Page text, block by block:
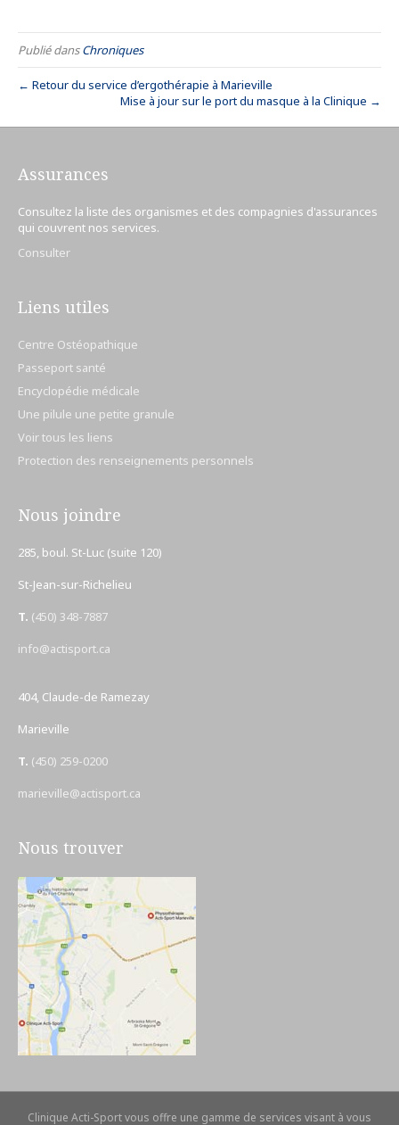
Publié dansChroniques
← Retour du service d’ergothérapie à Marieville
Mise à jour sur le port du masque à la Clinique →
Assurances
Consultez la liste des organismes et des compagnies d'assurances
qui couvrent nos services.
Consulter
Liens utiles
Centre Ostéopathique
Passeport santé
Encyclopédie médicale
Une pilule une petite granule
Voir tous les liens
Protection des renseignements personnels
Nous joindre
285, boul. St-Luc (suite 120)
St-Jean-sur-Richelieu
T. (450) 348-7887
info@actisport.ca
404, Claude-de Ramezay
Marieville
T. (450) 259-0200
marieville@actisport.ca
Nous trouver
Clinique Acti-Sport vous offre une gamme de services visant à vous